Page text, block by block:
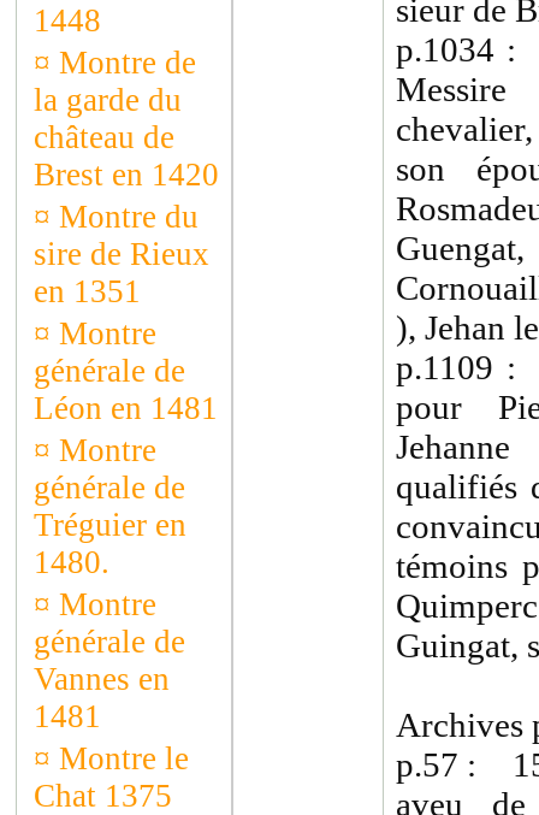
1448
¤ Montre de
la garde du
château de
Brest en 1420
¤ Montre du
sire de Rieux
en 1351
¤ Montre
générale de
Léon en 1481
¤ Montre
générale de
Tréguier en
1480.
¤ Montre
générale de
Vannes en
1481
¤ Montre le
Chat 1375
sieur de
p.1034 :
son
), Jehan
p.1109
pour
qualifiés
témoins
Guingat,
Archives
p.57 :
aveu